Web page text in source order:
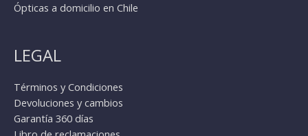
Ópticas a domicilio en Chile
LEGAL
Términos y Condiciones
Devoluciones y cambios
Garantía 360 días